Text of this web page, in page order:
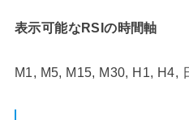
表示可能なRSIの時間軸
M1, M5, M15, M30, H1, H4,